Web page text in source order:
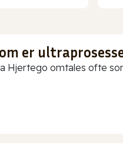
er
omtales ofte